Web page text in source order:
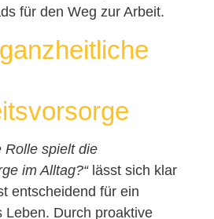
für den Weg zur Arbeit.
Rolle spielt die
im Alltag?“lässt sich klar
entscheidend für ein
Leben. Durch proaktive